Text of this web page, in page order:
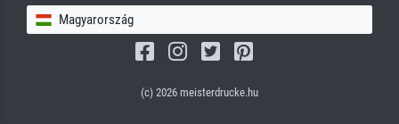
Magyarország
(c) 2026 meisterdrucke.hu